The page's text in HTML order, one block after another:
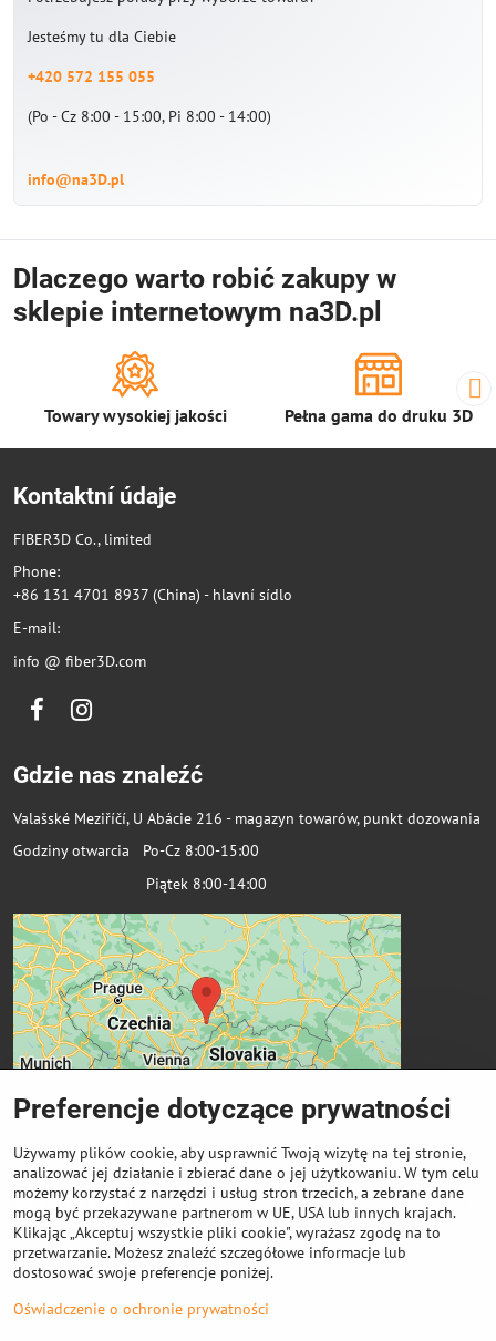
Jesteśmy tu dla Ciebie
+420 572 155 055
(Po - Cz 8:00 - 15:00, Pi 8:00 - 14:00)
info@na3D.pl
Dlaczego warto robić zakupy w
sklepie internetowym na3D.pl
Towary wysokiej jakości Pełna gama do druku 3D
Kontaktní údaje
FIBER3D Co., limited
Phone:
+86 131 4701 8937 (China) - hlavní sídlo
E-mail:
info @ fiber3D.com
FacebookInstagram
Gdzie nas znaleźć
Valašské Meziříčí, U Abácie 216 - magazyn towarów, punkt dozowania
Godziny otwarcia Po-Cz 8:00-15:00
Piątek 8:00-14:00
Ważne linki
Odkup cewek
Preferencje dotyczące prywatności
Używamy plików cookie, aby usprawnić Twoją wizytę na tej stronie,
analizować jej działanie i zbierać dane o jej użytkowaniu. W tym celu
możemy korzystać z narzędzi i usług stron trzecich, a zebrane dane
mogą być przekazywane partnerom w UE, USA lub innych krajach.
Klikając „Akceptuj wszystkie pliki cookie", wyrażasz zgodę na to
przetwarzanie. Możesz znaleźć szczegółowe informacje lub
dostosować swoje preferencje poniżej.
Oświadczenie o ochronie prywatności